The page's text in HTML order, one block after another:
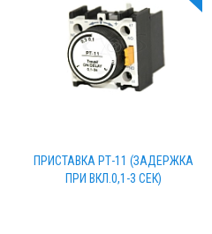
ПРИСТАВКА РТ-11 (ЗАДЕРЖКА
ПРИ ВКЛ.0,1-3 СЕК)